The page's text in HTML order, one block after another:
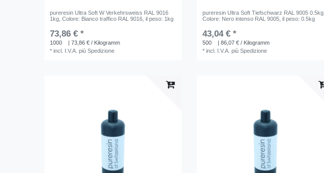
pureresin Ultra Soft W Verkehrsweiss RAL 9016
1kg , Colore: Bianco traffico RAL 9016 , il peso: 1kg
73,86 € *
1000
| 73,86 € / Kilogramm
*incl. I.V.A. piùSpedizione
pureresin Ultra Soft Tiefschwarz RAL 9005 0.5kg
Colore: Nero intenso RAL 9005 , il peso: 0.5kg
43,04 € *
500
| 86,07 € / Kilogramm
*incl. I.V.A. piùSpedizione